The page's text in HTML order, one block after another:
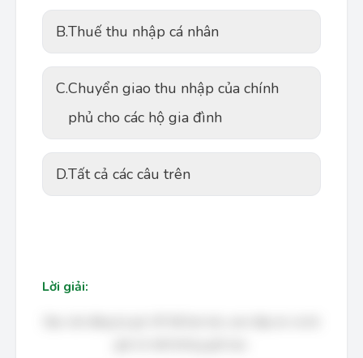
B.Thuế thu nhập cá nhân
C.Chuyển giao thu nhập của chính
phủ cho các hộ gia đình
D.Tất cả các câu trên
Lời giải: